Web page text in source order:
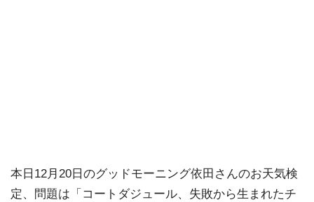
本日12月20日のグッドモーニング依田さんのお天気検
定、問題は「コートダジュール、失敗から生まれたチ